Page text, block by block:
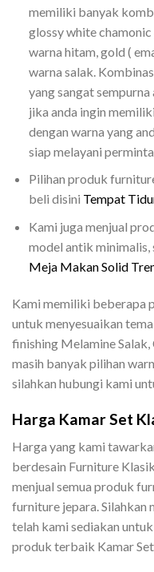
memiliki banyak
glossy white
warna hitam, gold (
warna salak.
yang sangat
jika anda ingin
dengan warna yang
siap melayani
Pilihan produk
beli disini Tempat
Kami juga menjual
model antik minimalis,
Meja Makan Solid
Kami memiliki beberapa
untuk menyesuaikan
finishing Melamine Salak,
masih banyak pilihan
silahkan hubungi kami
Harga Kamar Set
Harga yang kami
berdesain Furniture
menjual semua produk
furniture jepara. Silahkan
telah kami sediakan
produk terbaik Kamar